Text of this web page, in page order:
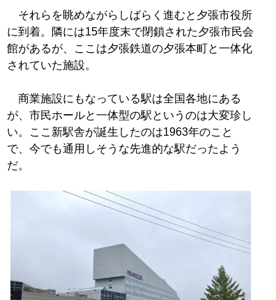
それらを眺めながらしばらく進むと夕張市役所
に到着。隣には15年度末で閉鎖された夕張市民会
館があるが、ここは夕張鉄道の夕張本町と一体化
されていた施設。
商業施設にもなっている駅は全国各地にある
が、市民ホールと一体型の駅というのは大変珍し
い。ここ新駅舎が誕生したのは1963年のこと
で、今でも通用しそうな先進的な駅だったよう
だ。